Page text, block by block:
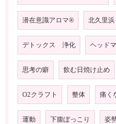
潜在意識アロマ®️ 北久里浜
デトックス 浄化 ヘッド
思考の癖 飲む日焼け止め
O2クラフト 整体 痛く
運動 下腹ぽっこり 姿